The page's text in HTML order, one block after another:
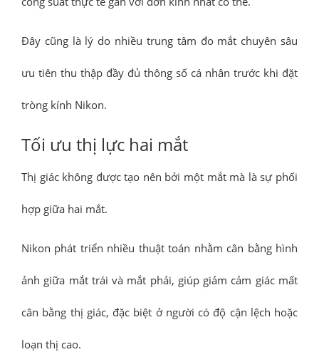
Đây cũng là lý do nhiều trung tâm đo mắt chuyên sâu
ưu tiên thu thập đầy đủ thông số cá nhân trước khi đặt
tròng kính Nikon.
Tối ưu thị lực hai mắt
Thị giác không được tạo nên bởi một mắt mà là sự phối
hợp giữa hai mắt.
Nikon phát triển nhiều thuật toán nhằm cân bằng hình
ảnh giữa mắt trái và mắt phải, giúp giảm cảm giác mất
cân bằng thị giác, đặc biệt ở người có độ cận lệch hoặc
loạn thị cao.